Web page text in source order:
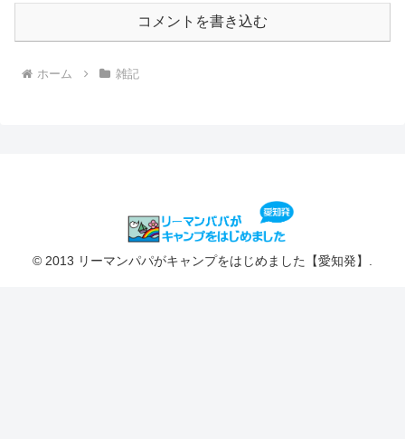
コメントを書き込む
ホーム 雑記
© 2013 リーマンパパがキャンプをはじめました【愛知発】.